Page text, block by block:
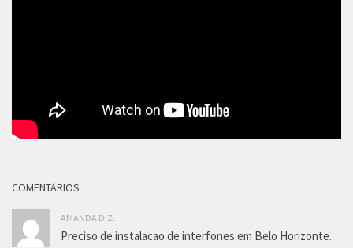
COMENTÁRIOS
AMANDA DIZ:
Preciso de instalacao de interfones em Belo Horizonte.